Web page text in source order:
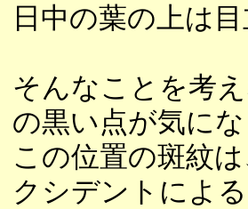
日中の葉の上は
そんなことを考
の黒い点が気にな
この位置の斑紋
クシデントによ